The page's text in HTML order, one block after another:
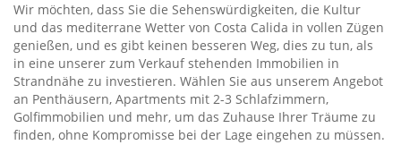
Wir möchten, dass Sie die Sehenswürdigkeiten, die Kultur
und das mediterrane Wetter von Costa Calida in vollen Zügen
genießen, und es gibt keinen besseren Weg, dies zu tun, als
in eine unserer zum Verkauf stehenden Immobilien in
Strandnähe zu investieren. Wählen Sie aus unserem Angebot
an Penthäusern, Apartments mit 2-3 Schlafzimmern,
Golfimmobilien und mehr, um das Zuhause Ihrer Träume zu
finden, ohne Kompromisse bei der Lage eingehen zu müssen.